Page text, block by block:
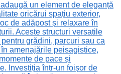
un element de eleganță
oricărui spațiu exterior,
de adăpost și relaxare în
Aceste structuri versatile
grădini, parcuri sau ca
amenajările peisagistice,
de pace și
Investiția într-un foișor de